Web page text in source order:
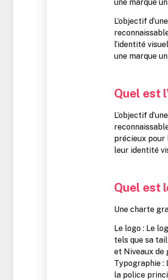
une marque
L’objectif
l’identité
une marque
Quel est
L’objectif
précieux pour
leur identité
Quel est
Une charte
Le logo : Le
tels que sa
et Niveaux de
Typographie :
la police